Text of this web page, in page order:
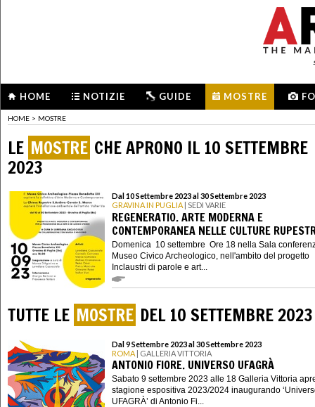
HOME NOTIZIE GUIDE MOSTRE
HOME > MOSTRE
LE MOSTRE CHE APRONO IL 10 SETTEMBRE
2023
Dal 10 Settembre 2023 al 30 Settembre 2023
GRAVINA IN PUGLIA | SEDI VARIE
REGENERATIO. ARTE MODERNA E
CONTEMPORANEA NELLE CULTURE
Domenica 10 settembre Ore 18 nella Sala
Museo Civico Archeologico, nell'ambito del progetto
Inclaustri di parole e art...
TUTTE LE MOSTRE DEL 10 SETTEMBRE 2023
Dal 9 Settembre 2023 al 30 Settembre 2023
ROMA | GALLERIA VITTORIA
ANTONIO FIORE. UNIVERSO UFAGRÀ
Sabato 9 settembre 2023 alle 18 Galleria Vittoria
stagione espositiva 2023/2024 inaugurando
UFAGRÀ’ di Antonio Fi...